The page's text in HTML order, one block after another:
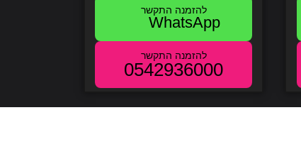
WhatsApp
0542936000